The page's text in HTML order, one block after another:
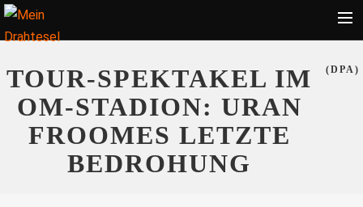
TOUR-SPEKTAKEL IM
OM-STADION: URAN
FROOMES LETZTE
BEDROHUNG
(DPA)